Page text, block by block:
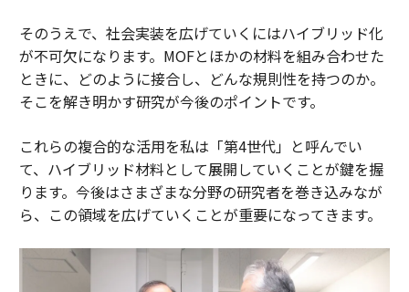
そのうえで、社会実装を広げていくにはハイブリッド化
が不可欠になります。MOFとほかの材料を組み合わせた
ときに、どのように接合し、どんな規則性を持つのか。
そこを解き明かす研究が今後のポイントです。
これらの複合的な活用を私は「第4世代」と呼んでい
て、ハイブリッド材料として展開していくことが鍵を握
ります。今後はさまざまな分野の研究者を巻き込みなが
ら、この領域を広げていくことが重要になってきます。